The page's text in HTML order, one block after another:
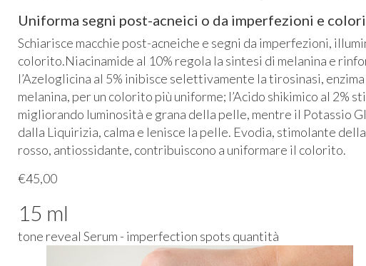
Uniforma segni post-acneici o da imperfezioni e
Schiarisce macchie post-acneiche e segni da imperfezioni,
colorito.Niacinamide al 10% regola la sintesi di melanina e
l’Azeloglicina al 5% inibisce selettivamente la tirosinasi,
melanina, per un colorito più uniforme; l’Acido shikimico al 2%
migliorando luminosità e grana della pelle, mentre il Potassio
dalla Liquirizia, calma e lenisce la pelle. Evodia, stimolante
rosso, antiossidante, contribuiscono a uniformare il colorito.
€45,00
15 ml
tone reveal Serum - imperfection spots quantità